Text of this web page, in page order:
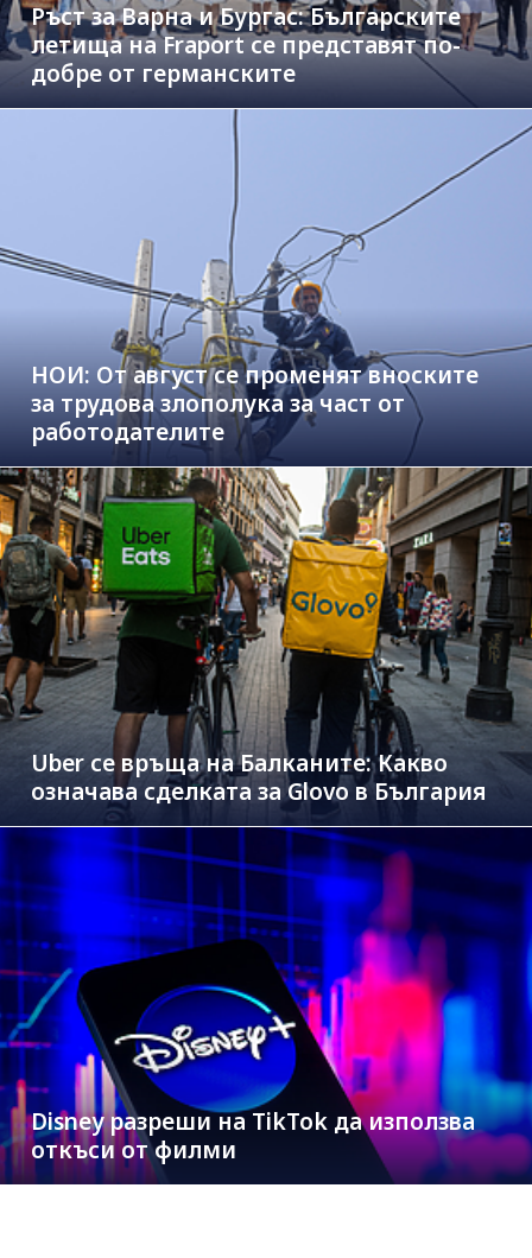
Ръст за Варна и Бургас: Българските
летища на Fraport се представят по-
добре от германските
НОИ: От август се променят вноските
за трудова злополука за част от
работодателите
Uber се връща на Балканите: Какво
означава сделката за Glovo в България
Disney разреши на TikTok да използва
откъси от филми